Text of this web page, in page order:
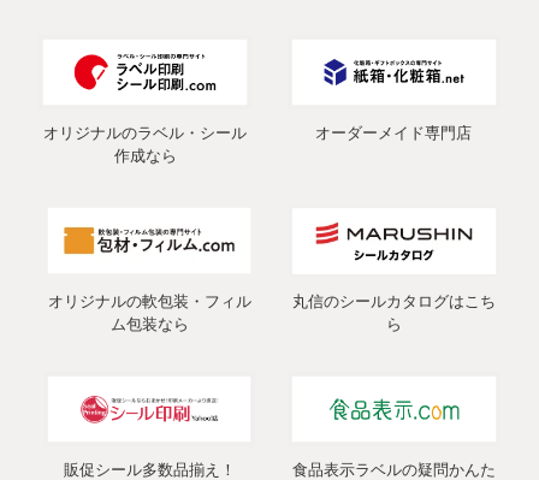
オリジナルのラベル・シール
作成なら
オーダーメイド専門店
オリジナルの軟包装・フィル
ム包装なら
丸信のシールカタログはこち
ら
販促シール多数品揃え！
食品表示ラベルの疑問かんた